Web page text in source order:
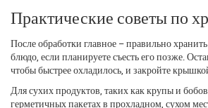
Практические советы по
После обработки главное – правильно
блюдо, если планируете съесть его позже.
чтобы быстрее охладилось, и закройте
Для сухих продуктов, таких как крупы и
герметичных пакетах в прохладном, сухом